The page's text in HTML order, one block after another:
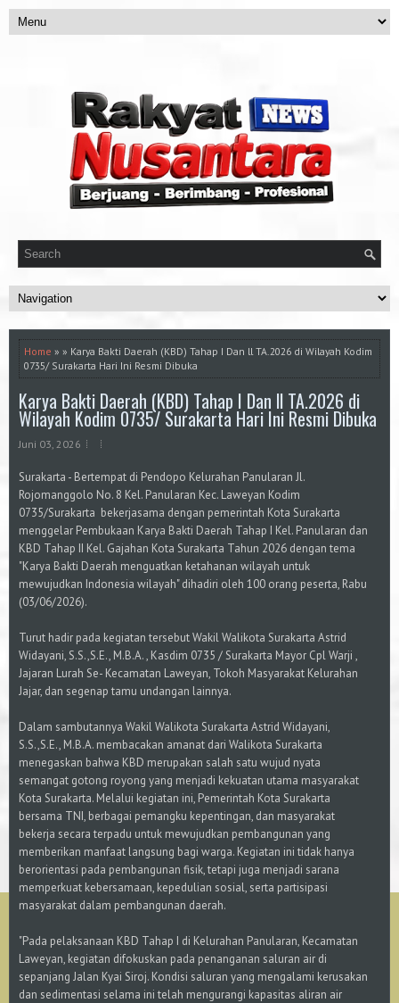
Home » » Karya Bakti Daerah (KBD) Tahap I Dan ll TA.2026 di Wilayah Kodim
0735/ Surakarta Hari Ini Resmi Dibuka
Karya Bakti Daerah (KBD) Tahap I Dan ll TA.2026 di
Wilayah Kodim 0735/ Surakarta Hari Ini Resmi Dibuka
Juni 03, 2026
Surakarta - Bertempat di Pendopo Kelurahan Panularan Jl.
Rojomanggolo No. 8 Kel. Panularan Kec. Laweyan Kodim
0735/Surakarta bekerjasama dengan pemerintah Kota Surakarta
menggelar Pembukaan Karya Bakti Daerah Tahap I Kel. Panularan dan
KBD Tahap II Kel. Gajahan Kota Surakarta Tahun 2026 dengan tema
"Karya Bakti Daerah menguatkan ketahanan wilayah untuk
mewujudkan Indonesia wilayah" dihadiri oleh 100 orang peserta, Rabu
(03/06/2026).
Turut hadir pada kegiatan tersebut Wakil Walikota Surakarta Astrid
Widayani, S.S.,S.E., M.B.A. , Kasdim 0735 / Surakarta Mayor Cpl Warji ,
Jajaran Lurah Se- Kecamatan Laweyan, Tokoh Masyarakat Kelurahan
Jajar, dan segenap tamu undangan lainnya.
Dalam sambutannya Wakil Walikota Surakarta Astrid Widayani,
S.S.,S.E., M.B.A. membacakan amanat dari Walikota Surakarta
menegaskan bahwa KBD merupakan salah satu wujud nyata
semangat gotong royong yang menjadi kekuatan utama masyarakat
Kota Surakarta. Melalui kegiatan ini, Pemerintah Kota Surakarta
bersama TNI, berbagai pemangku kepentingan, dan masyarakat
bekerja secara terpadu untuk mewujudkan pembangunan yang
memberikan manfaat langsung bagi warga. Kegiatan ini tidak hanya
berorientasi pada pembangunan fisik, tetapi juga menjadi sarana
memperkuat kebersamaan, kepedulian sosial, serta partisipasi
masyarakat dalam pembangunan daerah.
"Pada pelaksanaan KBD Tahap I di Kelurahan Panularan, Kecamatan
Laweyan, kegiatan difokuskan pada penanganan saluran air di
sepanjang Jalan Kyai Siroj. Kondisi saluran yang mengalami kerusakan
dan sedimentasi selama ini telah mengurangi kapasitas aliran air